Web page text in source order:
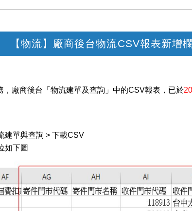
【物流】廠商後台物流CSV報表新增
，廠商後台「物流建單及查詢」中的CSV報表，已於
建單與查詢 > 下載CSV
如下圖